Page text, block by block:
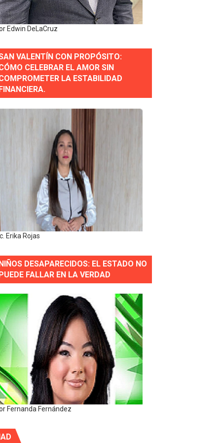
de Guaiguí: "Es ignorancia supina"
del país
por la obra vial, en cumplimiento de un
en Manabao
Edwin DeLaCruz
VALENTÍN CON PROPÓSITO:
CELEBRAR EL AMOR SIN
LA ESTABILIDAD
Erika Rojas
DESAPARECIDOS: EL ESTADO NO
FALLAR EN LA VERDAD
Fernanda Fernández